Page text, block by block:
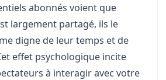
abonnés voient que
largement partagé, ils le
digne de leur temps et de
effet psychologique incite
à interagir avec votre